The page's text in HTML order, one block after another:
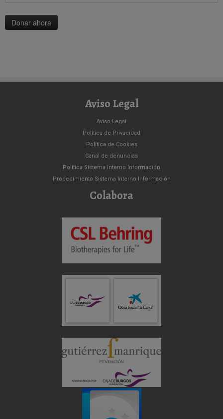
Aviso Legal
Aviso Legal
Política de Privacidad
Política de Cookies
Canal de denuncias
Política Sistema Interno Información
Procedimiento Sistema Interno Información
Colabora